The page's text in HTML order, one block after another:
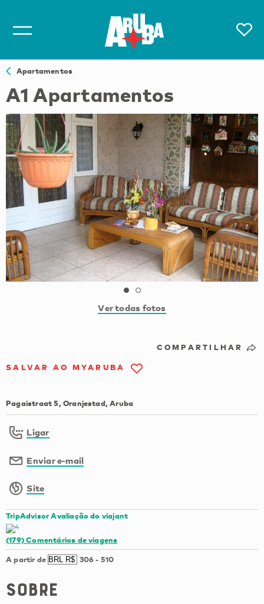
Apartamentos
A1 Apartamentos
Ver todas fotos
COMPARTILHAR
SALVAR AO MYARUBA
Pagaistraat 5, Oranjestad, Aruba
Ligar
Enviar e-mail
Site
TripAdvisor Avaliação do viajant
(179)Comentários de viagens
A partir de 306- 510
Sobre